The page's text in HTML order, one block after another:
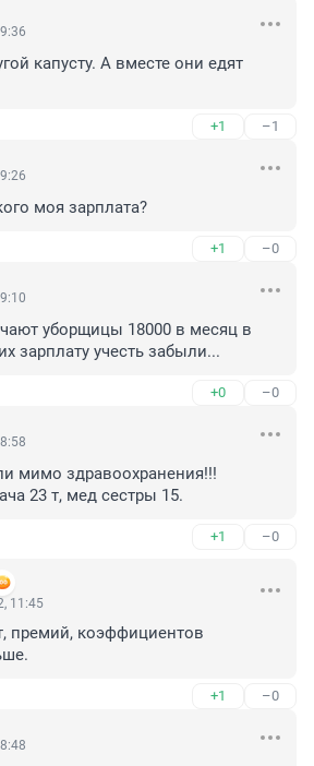
капусту. А вместе они едят
+1 –1
моя зарплата?
+1 –0
уборщицы 18000 в месяц в
зарплату учесть забыли...
+0 –0
мимо здравоохранения!!!
23 т, мед сестры 15.
+1 –0
11:45
премий, коэффициентов
+1 –0